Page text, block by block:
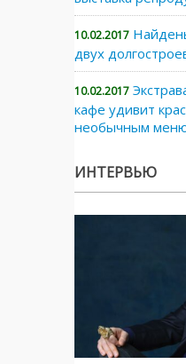
10.02.2017
двух
10.02.2017
кафе удивит
необычным
ИНТЕРВЬЮ